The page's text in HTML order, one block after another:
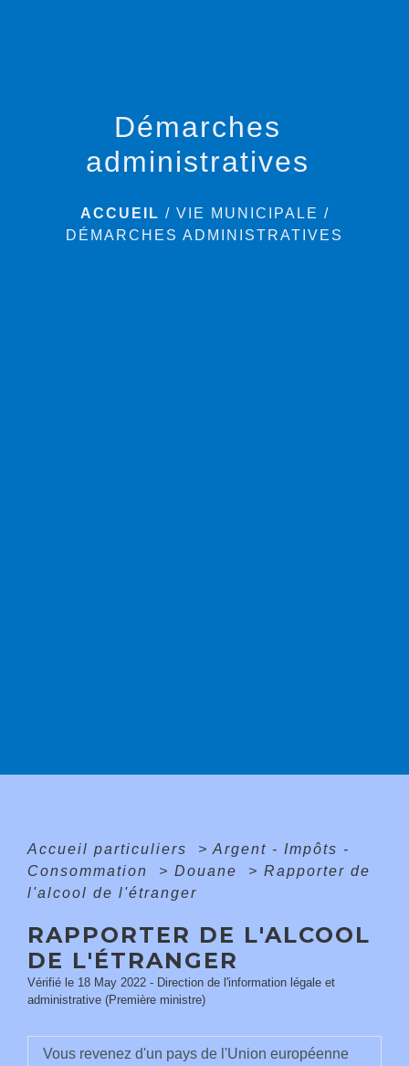
Démarches
administratives
ACCUEIL / VIE MUNICIPALE /
DÉMARCHES ADMINISTRATIVES
Accueil particuliers > Argent - Impôts -
Consommation
> Douane > Rapporter de
l'alcool de l'étranger
RAPPORTER DE L'ALCOOL
DE L'ÉTRANGER
Vérifié le 18 May 2022 - Direction de l'information légale et
administrative (Première ministre)
Vous revenez d'un pays de l'Union européenne